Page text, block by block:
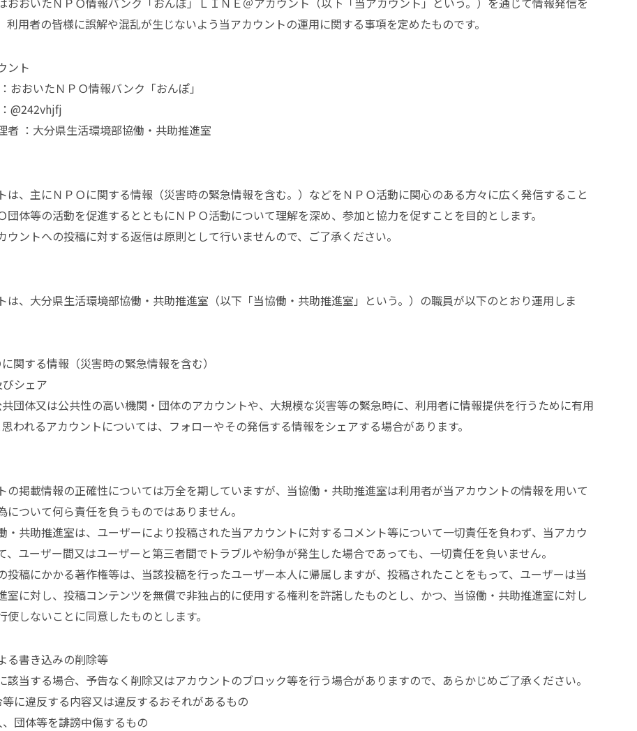
利用者の皆様に誤解や混乱が生じないよう当アカウントの運用に関する事項を定めたものです。
ント
おおいたＮＰＯ情報バンク「おんぽ」
@242vhjfj
者 ：大分県生活環境部協働・共助推進室
は、主にＮＰＯに関する情報（災害時の緊急情報を含む。）などをＮＰＯ活動に関心のある方々に広く発信すること
団体等の活動を促進するとともにＮＰＯ活動について理解を深め、参加と協力を促すことを目的とします。
ントへの投稿に対する返信は原則として行いませんので、ご了承ください。
は、大分県生活環境部協働・共助推進室（以下「当協働・共助推進室」という。）の職員が以下のとおり運用しま
関する情報（災害時の緊急情報を含む）
シェア
団体又は公共性の高い機関・団体のアカウントや、大規模な災害等の緊急時に、利用者に情報提供を行うために有用
われるアカウントについては、フォローやその発信する情報をシェアする場合があります。
の掲載情報の正確性については万全を期していますが、当協働・共助推進室は利用者が当アカウントの情報を用いて
について何ら責任を負うものではありません。
・共助推進室は、ユーザーにより投稿された当アカウントに対するコメント等について一切責任を負わず、当アカウ
、ユーザー間又はユーザーと第三者間でトラブルや紛争が発生した場合であっても、一切責任を負いません。
投稿にかかる著作権等は、当該投稿を行ったユーザー本人に帰属しますが、投稿されたことをもって、ユーザーは当
室に対し、投稿コンテンツを無償で非独占的に使用する権利を許諾したものとし、かつ、当協働・共助推進室に対し
使しないことに同意したものとします。
る書き込みの削除等
該当する場合、予告なく削除又はアカウントのブロック等を行う場合がありますので、あらかじめご了承ください。
に違反する内容又は違反するおそれがあるもの
団体等を誹謗中傷するもの